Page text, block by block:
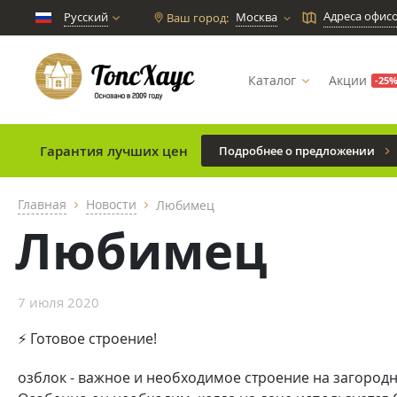
Русский Ваш город: Москва chevron_down Адреса
Каталог Акции -25%
Гарантия лучших цен Подробнее о предложении
Главная chevron_right Новости chevron_right Любимец
Любимец
7 июля 2020
⚡ Готовое строение!
озблок - важное и необходимое строение на